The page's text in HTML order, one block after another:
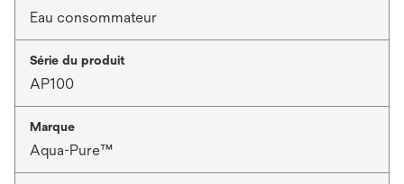
Eau consommateur
Série du produit
AP100
Marque
Aqua-Pure™